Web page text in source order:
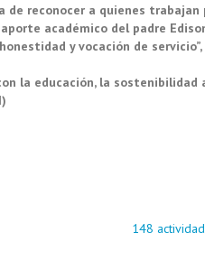
reconocer a quienes trabajan
académico del padre
y vocación de servicio”,
la educación, la sostenibilidad
148